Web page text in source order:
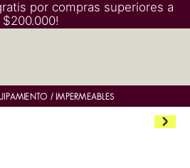
por compras superiores a
$200.000!
IMPERMEABLES